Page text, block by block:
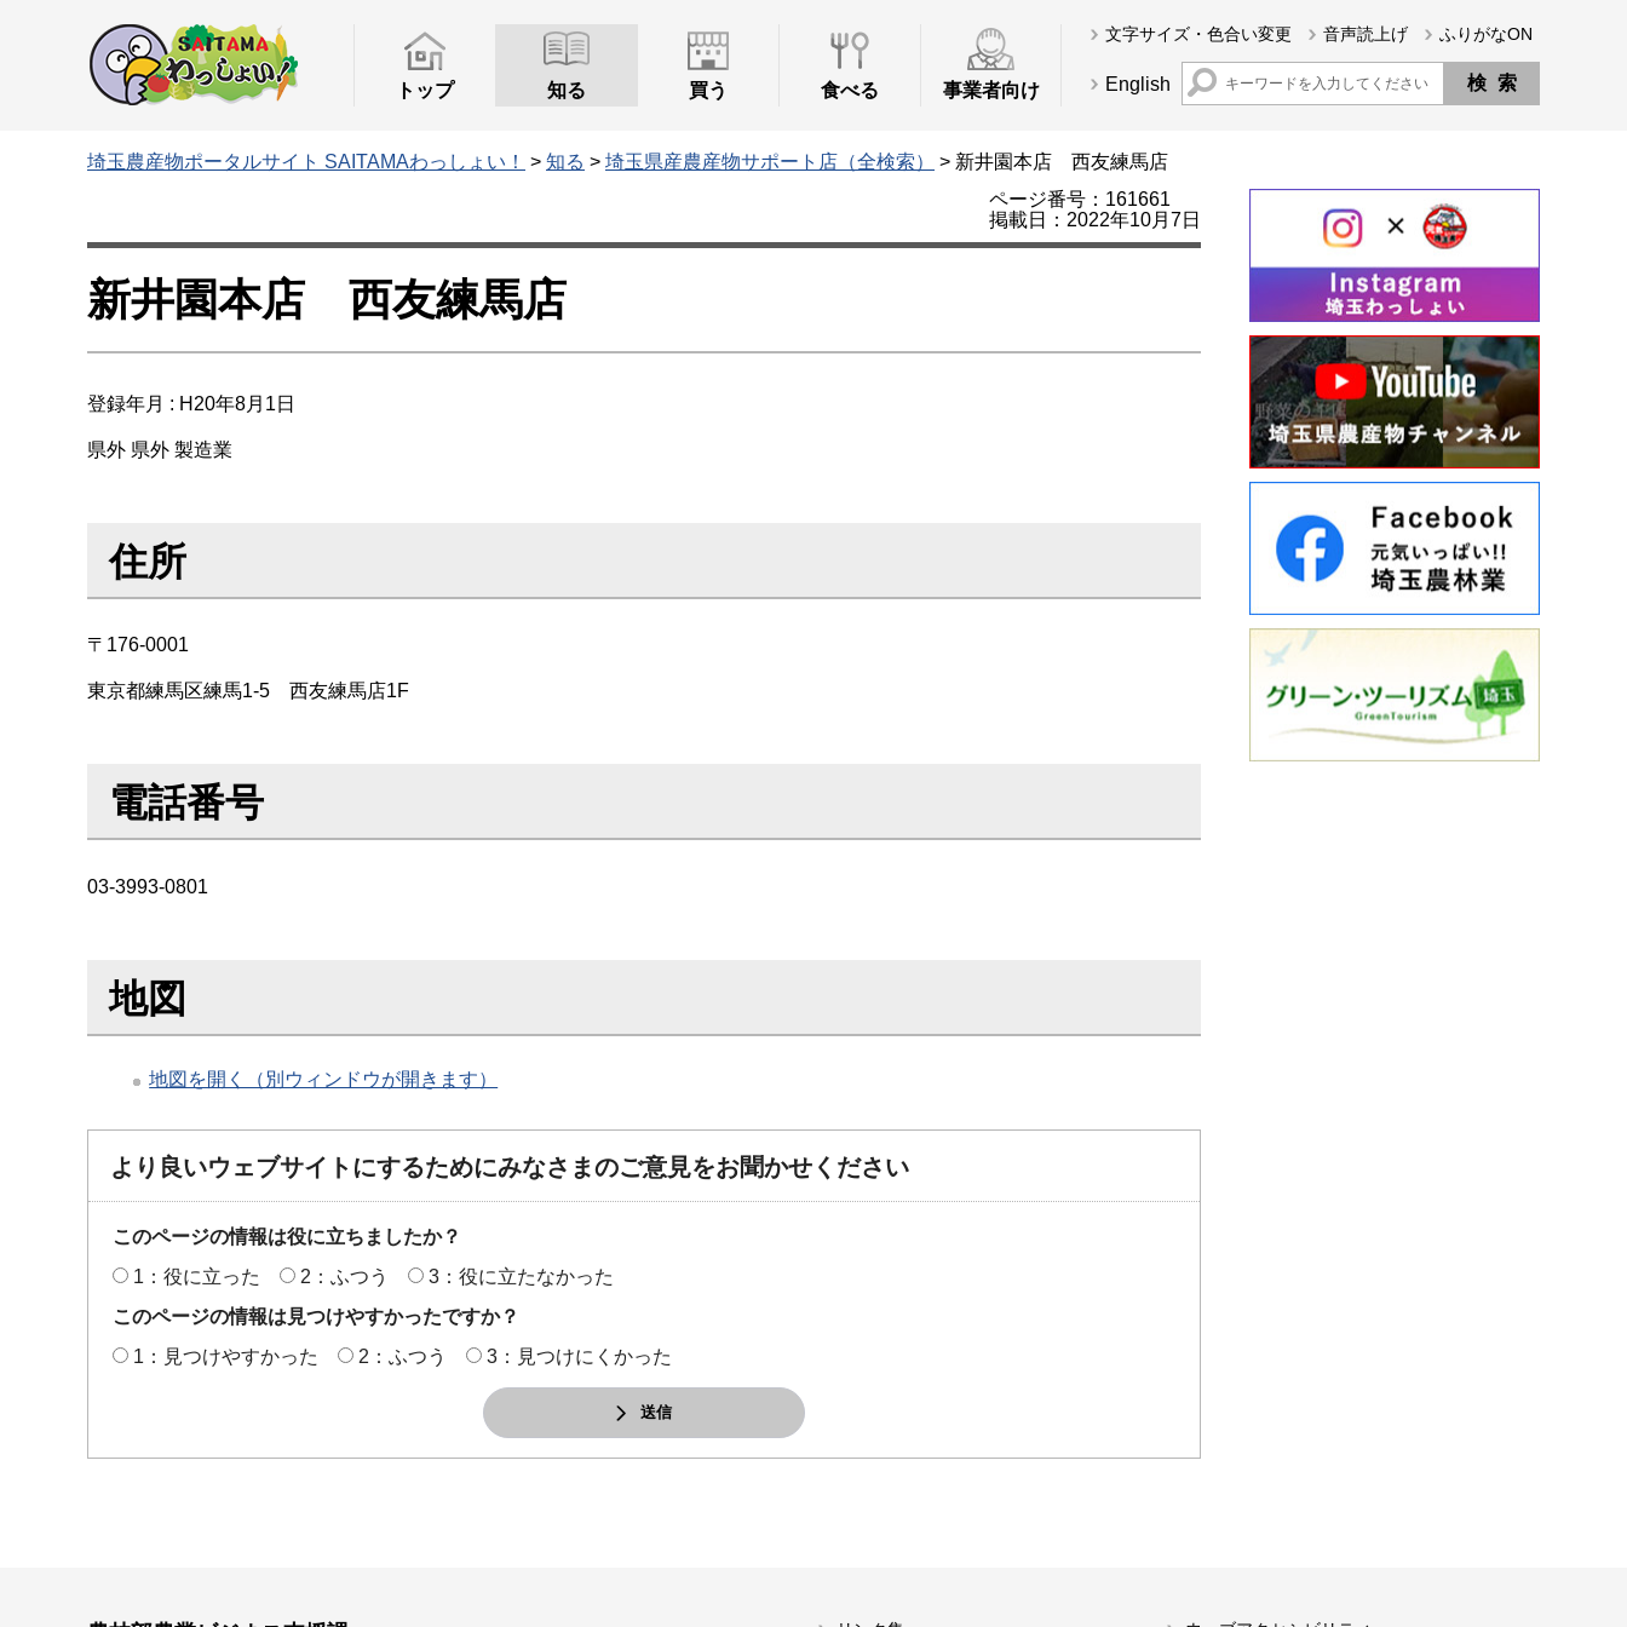
トップ 知る 買う 食べる 事業者向け
文字サイズ・色合い変更 音声読上げ ふりがなON
English
埼玉農産物ポータルサイト SAITAMAわっしょい！ > 知る > 埼玉県産農産物サポート店（全検索）
> 新井園本店 西友練馬店
ページ番号：161661
掲載日：2022年10月7日
新井園本店 西友練馬店
登録年月 : H20年8月1日
県外 県外 製造業
住所
〒176-0001
東京都練馬区練馬1-5 西友練馬店1F
電話番号
03-3993-0801
地図
地図を開く（別ウィンドウが開きます）
より良いウェブサイトにするためにみなさまのご意見をお聞かせください
このページの情報は役に立ちましたか？
1：役に立った
2：ふつう
3：役に立たなかった
このページの情報は見つけやすかったですか？
1：見つけやすかった
2：ふつう 3：見つけにくかった
送信